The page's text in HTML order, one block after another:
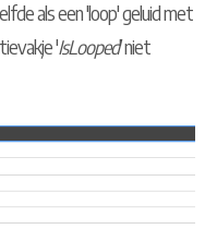
als een 'loop' geluid met
'IsLooped' niet